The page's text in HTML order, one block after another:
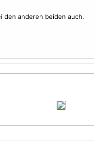
den anderen beiden auch.